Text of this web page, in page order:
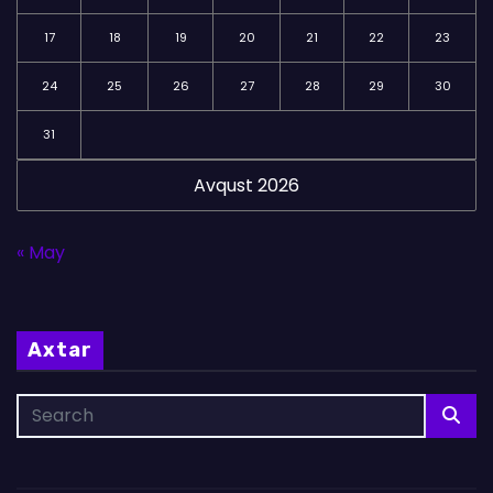
Avqust 2026
17 18 19 20 21 22 23
24 25 26 27 28 29 30
31
« May
Axtar